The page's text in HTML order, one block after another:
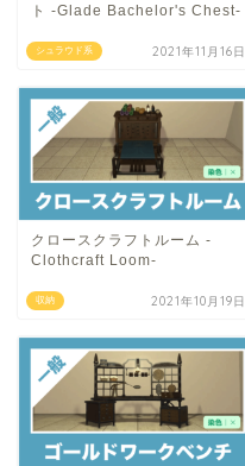
シュラウド系
ト -Glade Bachelor's Chest-
2021年11月16日
収納
クロースクラフトルーム -
Clothcraft Loom-
2021年10月19日